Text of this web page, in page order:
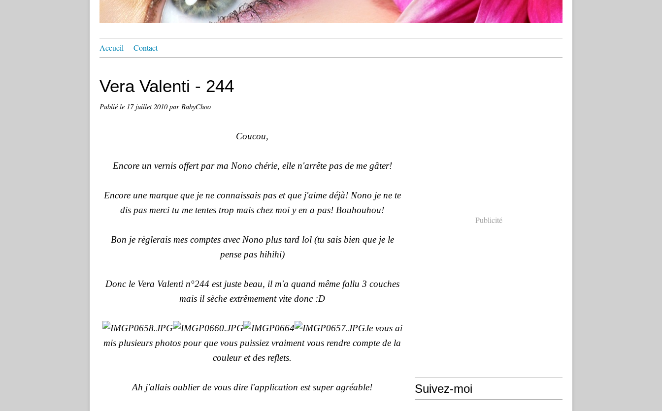
Accueil Contact
Vera Valenti - 244
Publié le 17 juillet 2010par BabyChoo
Coucou,
Encore un vernis offert par ma Nono chérie, elle n'arrête pas de me gâter!
Encore une marque que je ne connaissais pas et que j'aime déjà! Nono je ne te
dis pas merci tu me tentes trop mais chez moi y en a pas! Bouhouhou!
Bon je règlerais mes comptes avec Nono plus tard lol (tu sais bien que je le
pense pas hihihi)
Donc le Vera Valenti n°244 est juste beau, il m'a quand même fallu 3 couches
mais il sèche extrêmement vite donc :D
Je vous ai
mis plusieurs photos pour que vous puissiez vraiment vous rendre compte de la
couleur et des reflets.
Ah j'allais oublier de vous dire l'application est super agréable!
Publicité
Suivez-moi